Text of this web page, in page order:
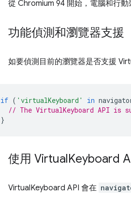
從 Chromium 94 開始，電腦和行
功能偵測和瀏覽器支援
如要偵測目前的瀏覽器是否支援
if ( 'virtualKeyboard' in
// The VirtualKeyboard API is
}
使用 VirtualKeyboard
VirtualKeyboard API 會在